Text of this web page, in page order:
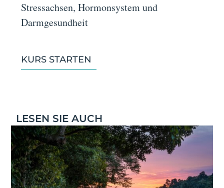
Stressachsen, Hormonsystem und
Darmgesundheit
KURS STARTEN
LESEN SIE AUCH